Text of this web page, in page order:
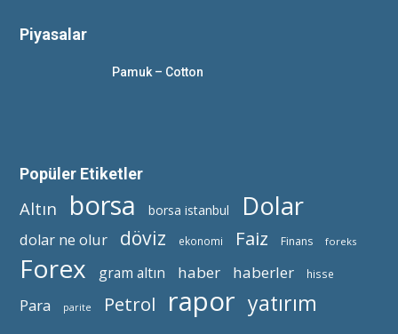
Piyasalar
Pamuk – Cotton
Popüler Etiketler
Altın borsa borsa istanbul Dolar
dolar ne olur döviz ekonomi Faiz Finans foreks
Forex gram altın haber haberler hisse
Para parite Petrol rapor yatırım